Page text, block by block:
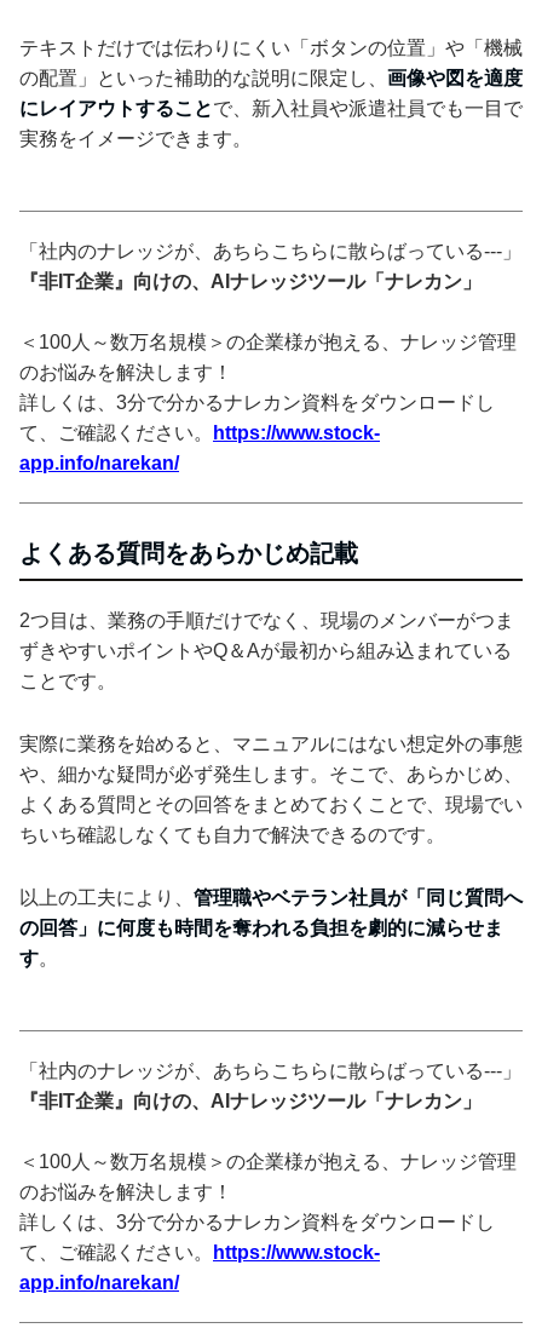
テキストだけでは伝わりにくい「ボタンの位置」や「機械
の配置」といった補助的な説明に限定し、 画像や図を適度
にレイアウトすることで、新入社員や派遣社員でも一目で
実務をイメージできます。
「社内のナレッジが、あちらこちらに散らばっている---」
『非IT企業』向けの、AIナレッジツール「ナレカン」
＜100人～数万名規模＞の企業様が抱える、ナレッジ管理
のお悩みを解決します！
詳しくは、3分で分かるナレカン資料をダウンロードし
て、ご確認ください。
https://www.stock-
app.info/narekan/
よくある質問をあらかじめ記載
2つ目は、業務の手順だけでなく、現場のメンバーがつま
ずきやすいポイントやQ＆Aが最初から組み込まれている
ことです。
実際に業務を始めると、マニュアルにはない想定外の事態
や、細かな疑問が必ず発生します。そこで、あらかじめ、
よくある質問とその回答をまとめておくことで、現場でい
ちいち確認しなくても自力で解決できるのです。
以上の工夫により、 管理職やベテラン社員が「同じ質問へ
の回答」に何度も時間を奪われる負担を劇的に減らせま
す。
「社内のナレッジが、あちらこちらに散らばっている---」
『非IT企業』向けの、AIナレッジツール「ナレカン」
＜100人～数万名規模＞の企業様が抱える、ナレッジ管理
のお悩みを解決します！
詳しくは、3分で分かるナレカン資料をダウンロードし
て、ご確認ください。
https://www.stock-
app.info/narekan/